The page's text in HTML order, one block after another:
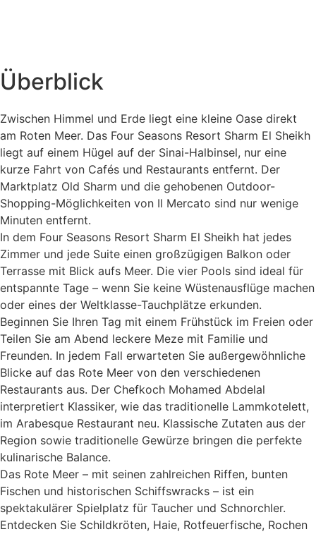
Überblick
Zwischen Himmel und Erde liegt eine kleine Oase direkt
am Roten Meer. Das Four Seasons Resort Sharm El Sheikh
liegt auf einem Hügel auf der Sinai-Halbinsel, nur eine
kurze Fahrt von Cafés und Restaurants entfernt. Der
Marktplatz Old Sharm und die gehobenen Outdoor-
Shopping-Möglichkeiten von Il Mercato sind nur wenige
Minuten entfernt.
In dem Four Seasons Resort Sharm El Sheikh hat jedes
Zimmer und jede Suite einen großzügigen Balkon oder
Terrasse mit Blick aufs Meer. Die vier Pools sind ideal für
entspannte Tage – wenn Sie keine Wüstenausflüge machen
oder eines der Weltklasse-Tauchplätze erkunden.
Beginnen Sie Ihren Tag mit einem Frühstück im Freien oder
Teilen Sie am Abend leckere Meze mit Familie und
Freunden. In jedem Fall erwarteten Sie außergewöhnliche
Blicke auf das Rote Meer von den verschiedenen
Restaurants aus. Der Chefkoch Mohamed Abdelal
interpretiert Klassiker, wie das traditionelle Lammkotelett,
im Arabesque Restaurant neu. Klassische Zutaten aus der
Region sowie traditionelle Gewürze bringen die perfekte
kulinarische Balance.
Das Rote Meer – mit seinen zahlreichen Riffen, bunten
Fischen und historischen Schiffswracks – ist ein
spektakulärer Spielplatz für Taucher und Schnorchler.
Entdecken Sie Schildkröten, Haie, Rotfeuerfische, Rochen